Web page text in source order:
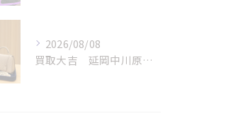
2026/08/08
買取大吉 延岡中川原店の断りやすい査定